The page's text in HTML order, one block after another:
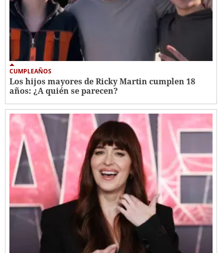
CUMPLEAÑOS
Los hijos mayores de Ricky Martin cumplen 18
años: ¿A quién se parecen?